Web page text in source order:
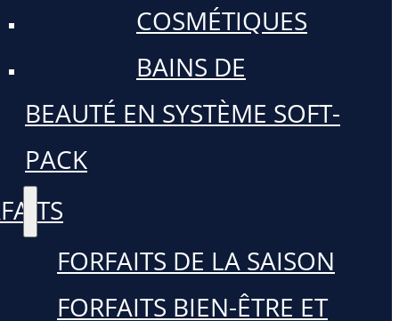
COSMÉTIQUES
BAINS DE
BEAUTÉ EN SYSTÈME SOFT-
PACK
FORFAITS DE LA SAISON
FORFAITS BIEN-ÊTRE ET